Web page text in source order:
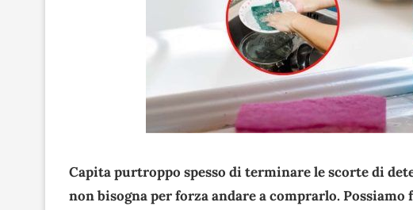
Capita purtroppo spesso di terminare le scorte di
non bisogna per forza andare a comprarlo.